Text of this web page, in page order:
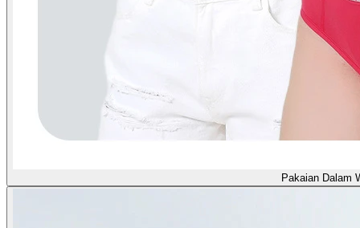
Pakaian Dalam